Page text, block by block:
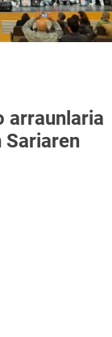
arraunlaria
Sariaren